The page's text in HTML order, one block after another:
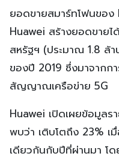
ยอดขายสมาร์ทโฟนของ
Huawei สร้างยอดขาย
สหรัฐฯ (ประมาณ 1.8 ล้
ของปี 2019 ซึ่งมาจากก
สัญญาณเครือข่าย 5G
Huawei เปิดเผยข้อมูลร
พบว่า เติบโตถึง 23% เ
เดียวกันกับปีที่ผ่านมา โ